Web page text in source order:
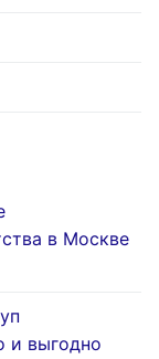
в Москве
и выгодно